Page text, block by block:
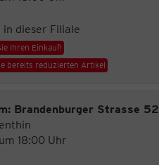
in dieser Filiale
Ihren Einkauf!
bereits reduzierten Artikel
Brandenburger Strasse 52
18:00 Uhr